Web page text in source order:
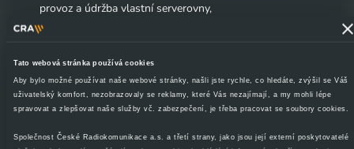
Tato webová stránka používá cookies
Aby bylo možné používat naše webové stránky, našli jste rychle, co hledáte, zvýšil se Váš
uživatelský komfort, nezobrazovaly se reklamy, které Vás nezajímají, a my mohli lépe
spravovat a zlepšovat naše služby vč. zabezpečení, je třeba pracovat se soubory cookies.
Společnost České Radiokomunikace a.s. a třetí strany, jako jsou její externí poskytovatelé
provoz a údržba vlastní serverovny,
datová centra disponují robustními bezpečnostními a
stěží dovolit,
díky nepřetržitému dohledu a SLA jsou odezvy na poruchy
data jsou v bezpečí uložena mimo prostory firmy,